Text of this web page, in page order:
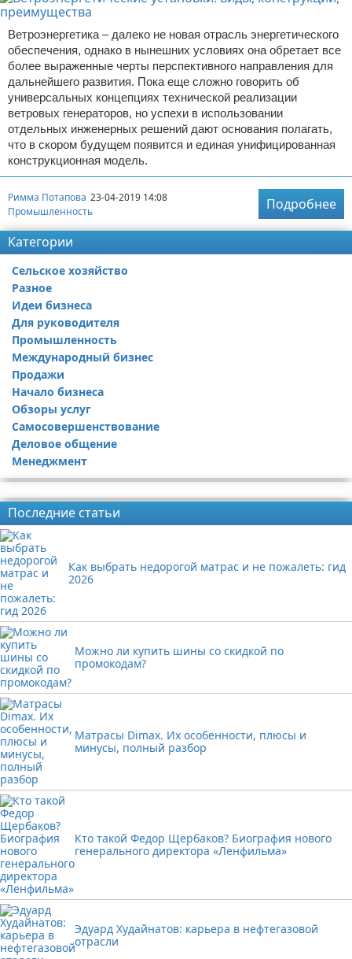
Ветроэнергетика – далеко не новая отрасль энергетического
обеспечения, однако в нынешних условиях она обретает все
более выраженные черты перспективного направления для
дальнейшего развития. Пока еще сложно говорить об
универсальных концепциях технической реализации
ветровых генераторов, но успехи в использовании
отдельных инженерных решений дают основания полагать,
что в скором будущем появится и единая унифицированная
конструкционная модель.
Римма Потапова 23-04-2019 14:08
Промышленность
Подробнее
Категории
Сельское хозяйство
Разное
Идеи бизнеса
Для руководителя
Промышленность
Международный бизнес
Продажи
Начало бизнеса
Обзоры услуг
Самосовершенствование
Деловое общение
Менеджмент
Последние статьи
Как выбрать недорогой матрас и не пожалеть: гид
2026
Можно ли купить шины со скидкой по
промокодам?
Матрасы Dimax. Их особенности, плюсы и
минусы, полный разбор
Кто такой Федор Щербаков? Биография нового
генерального директора «Ленфильма»
Эдуард Худайнатов: карьера в нефтегазовой
отрасли